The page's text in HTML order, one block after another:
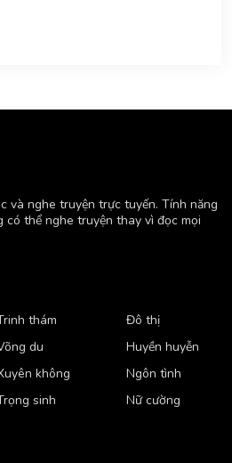
và nghe truyện trực tuyến. Tính năng
thể nghe truyện thay vì đọc mọi
thám
du
không
sinh
Đô thị
Huyền huyễn
Ngôn tình
Nữ cường